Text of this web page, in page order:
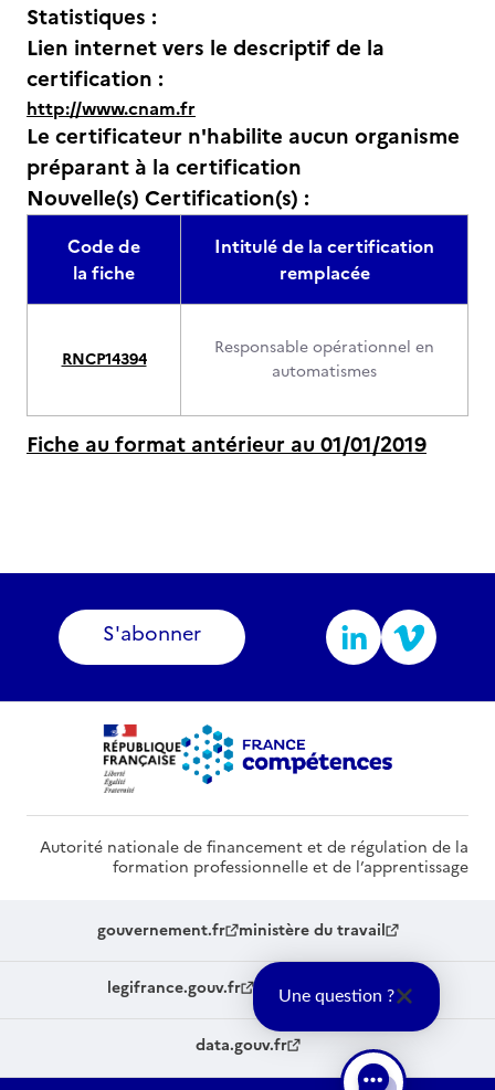
Statistiques :
Lien internet vers le descriptif de la
certification :
http://www.cnam.fr
Le certificateur n'habilite aucun organisme
préparant à la certification
Nouvelle(s) Certification(s) :
Code de
la fiche
Intitulé de la certification
remplacée
RNCP14394
Responsable opérationnel en
automatismes
Fiche au format antérieur au 01/01/2019
S'abonner
Autorité nationale de financement et de régulation de la
formation professionnelle et de l’apprentissage
gouvernement.fr ministère du travail
legifrance.gouv.fr service-public.fr
data.gouv.fr
Une question ?